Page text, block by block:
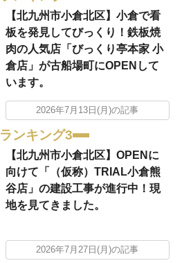
【北九州市小倉北区】小倉で看
板を発見してびっくり！鉄板焼
肉の人気店「びっくり亭本家 小
倉店」が古船場町にOPENして
います。
2026年7月13日(月)の記事
ランキング3
【北九州市小倉北区】OPENに
向けて「（仮称）TRIAL小倉熊
谷店」の建設工事が進行中！現
地を見てきました。
2026年7月27日(月)の記事